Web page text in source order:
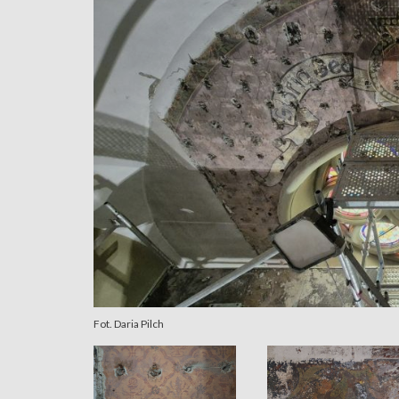
Fot. Daria Pilch